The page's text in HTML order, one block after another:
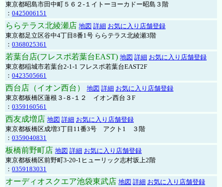
東京都昭島市田中町５６２-１イトーヨーカドー昭島３階
： 0425006151
ららテラス北綾瀬店 地図 詳細 お気に入り店舗登録
東京都足立区谷中4丁目8番1号 ららテラス北綾瀬3階
： 0368025361
若葉台店(フレスポ若葉台EAST) 地図 詳細 お気に入り店舗登録
東京都稲城市若葉台2-1-1 フレスポ若葉台EAST2F
： 0423505661
西台店（イオン西台） 地図 詳細 お気に入り店舗登録
東京都板橋区蓮根３-８-１２ イオン西台３F
： 0359160561
西友成増店 地図 詳細 お気に入り店舗登録
東京都板橋区成増3丁目11番3号 アクト1 ３階
： 0359040831
板橋前野町店 地図 詳細 お気に入り店舗登録
東京都板橋区前野町3-20-1ヒューリック志村坂上2階
： 0359183031
オーディオスクエア池袋東武店 地図 詳細 お気に入り店舗登録